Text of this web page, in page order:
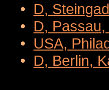
• D,
• D,
• USA,
• D, Berlin,